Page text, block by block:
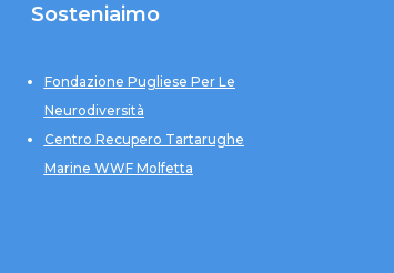
Sosteniaimo
Fondazione Pugliese Per Le
Neurodiversità
Centro Recupero Tartarughe
Marine WWF Molfetta